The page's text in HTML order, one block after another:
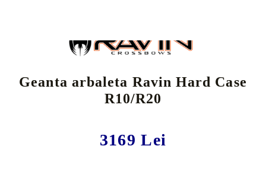
Geanta arbaleta Ravin Hard Case
R10/R20
3169 Lei